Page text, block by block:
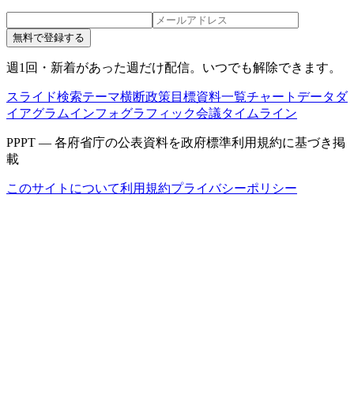
無料で登録する
週1回・新着があった週だけ配信。いつでも解除できます。
スライド検索テーマ横断政策目標資料一覧チャートデータ ダ
イアグラムインフォグラフィック会議タイムライン
PPPT — 各府省庁の公表資料を政府標準利用規約に基づき掲
載
このサイトについて利用規約プライバシーポリシー